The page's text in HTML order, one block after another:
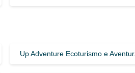
Up Adventure Ecoturismo e